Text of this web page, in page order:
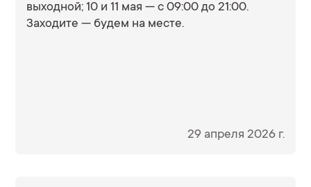
выходной; 10 и 11 мая — с 09:00 до 21:00.
Заходите — будем на месте.
29 апреля 2026 г.